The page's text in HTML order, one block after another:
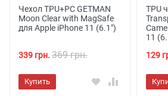
Чехол TPU+PC GETMAN
Moon Clear with MagSafe
для Apple iPhone 11 (6.1")
339 грн. 369 грн.
Купить
TPU
11
129